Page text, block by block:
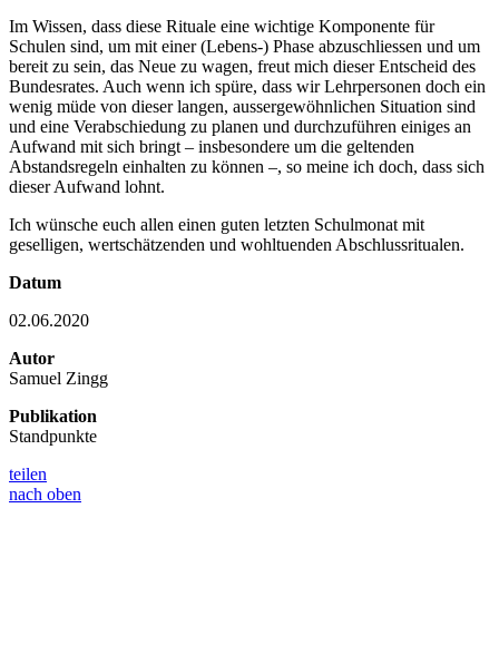
Im Wissen, dass diese Rituale eine wichtige Komponente für
Schulen sind, um mit einer (Lebens-) Phase abzuschliessen und um
bereit zu sein, das Neue zu wagen, freut mich dieser Entscheid des
Bundesrates. Auch wenn ich spüre, dass wir Lehrpersonen doch ein
wenig müde von dieser langen, aussergewöhnlichen Situation sind
und eine Verabschiedung zu planen und durchzuführen einiges an
Aufwand mit sich bringt – insbesondere um die geltenden
Abstandsregeln einhalten zu können –, so meine ich doch, dass sich
dieser Aufwand lohnt.
Ich wünsche euch allen einen guten letzten Schulmonat mit
geselligen, wertschätzenden und wohltuenden Abschlussritualen.
Datum
02.06.2020
Autor
Samuel Zingg
Publikation
Standpunkte
teilen
nach oben